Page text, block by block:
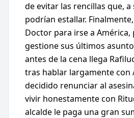
de evitar las rencillas que,
podrían estallar.
Doctor para irse a
gestione sus últimos
antes de la cena llega
tras hablar largamente con
decidido renunciar al
vivir honestamente con
alcalde le paga una gran